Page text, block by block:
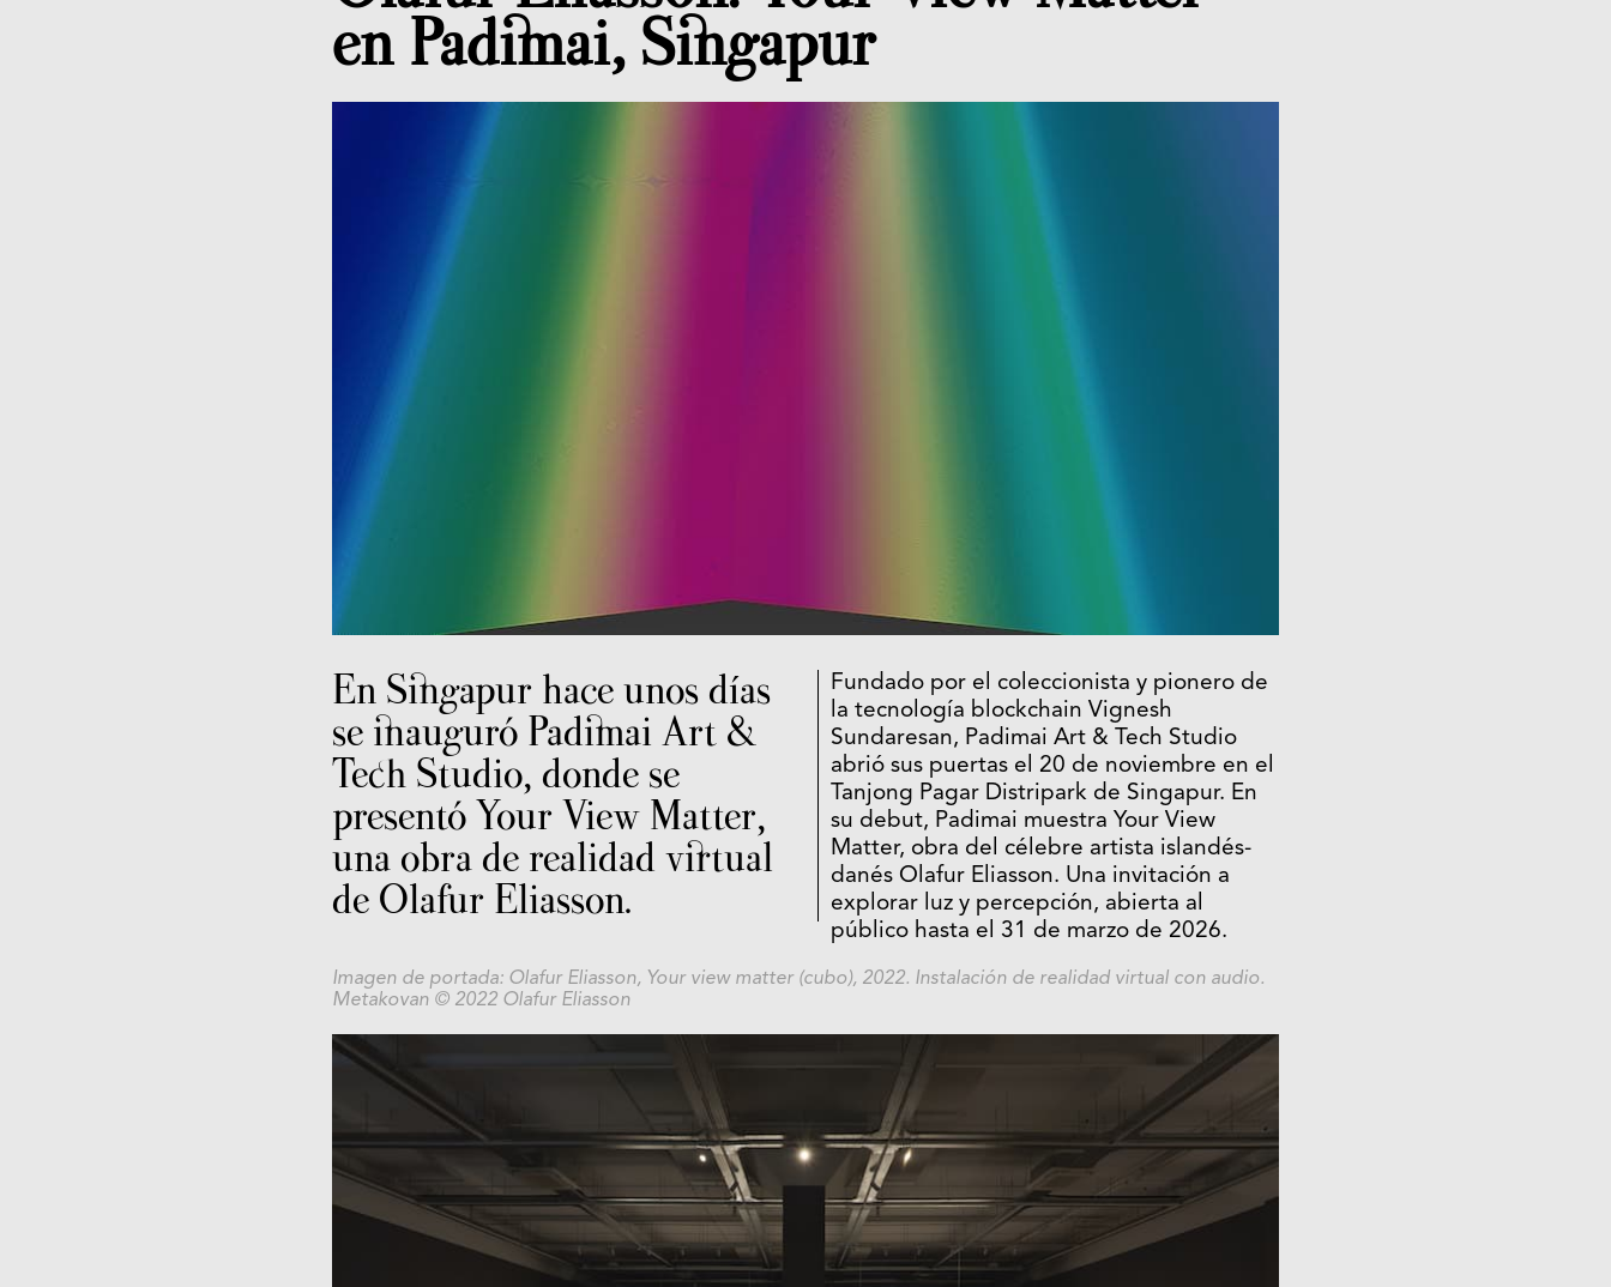
en Padimai, Singapur
En Singapur hace unos días
se inauguró Padimai Art &
Tech Studio, donde se
presentó Your View Matter,
una obra de realidad virtual
de Olafur Eliasson.
Fundado por el coleccionista y pionero de
la tecnología blockchain Vignesh
Sundaresan, Padimai Art & Tech Studio
abrió sus puertas el 20 de noviembre en el
Tanjong Pagar Distripark de Singapur. En
su debut, Padimai muestra Your View
Matter, obra del célebre artista islandés-
danés Olafur Eliasson. Una invitación a
explorar luz y percepción, abierta al
público hasta el 31 de marzo de 2026.
Imagen de portada: Olafur Eliasson, Your view matter (cubo), 2022. Instalación de realidad virtual con audio.
Metakovan © 2022 Olafur Eliasson